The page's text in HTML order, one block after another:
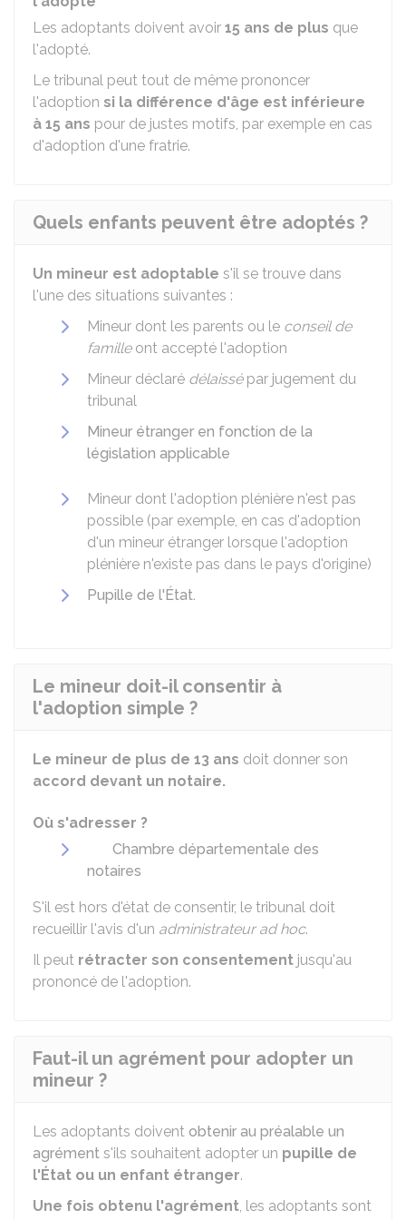
Les adoptants doivent avoir 15 ans de plus que
l'adopté.
Le tribunal peut tout de même prononcer
l'adoption si la différence d'âge est inférieure
à 15 ans pour de justes motifs, par exemple en cas
d'adoption d'une fratrie.
Quels enfants peuvent être adoptés ?
Un mineur est adoptable s'il se trouve dans
l'une des situations suivantes :
Mineur dont les parents ou le conseil de
familleont accepté l'adoption
Mineur déclaré délaissépar jugement du
tribunal
Mineur étranger en fonction de la
législation applicable
Mineur dont l'adoption plénière n'est pas
possible (par exemple, en cas d'adoption
d'un mineur étranger lorsque l'adoption
plénière n'existe pas dans le pays d'origine)
Pupille de l'État.
Le mineur doit-il consentir à
l'adoption simple ?
Le mineur de plus de 13 ans doit donner son
accord devant un notaire.
Où s'adresser ?
Chambre départementale des
notaires
S'il est hors d'état de consentir, le tribunal doit
recueillir l'avis d'un administrateur ad hoc.
Il peut rétracter son consentement jusqu'au
prononcé de l'adoption.
Faut-il un agrément pour adopter un
mineur ?
Les adoptants doivent obtenir au préalable un
agrément s'ils souhaitent adopter un pupille de
l'État ou un enfant étranger.
Une fois obtenu l'agrément, les adoptants sont